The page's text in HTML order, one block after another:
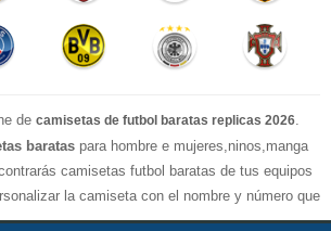
de camisetas de futbol baratas replicas 2026
baratas para hombre e mujeres,ninos,manga
camisetas futbol baratas de tus equipos
la camiseta con el nombre y número que
de futbol replicasson de máxima calidad